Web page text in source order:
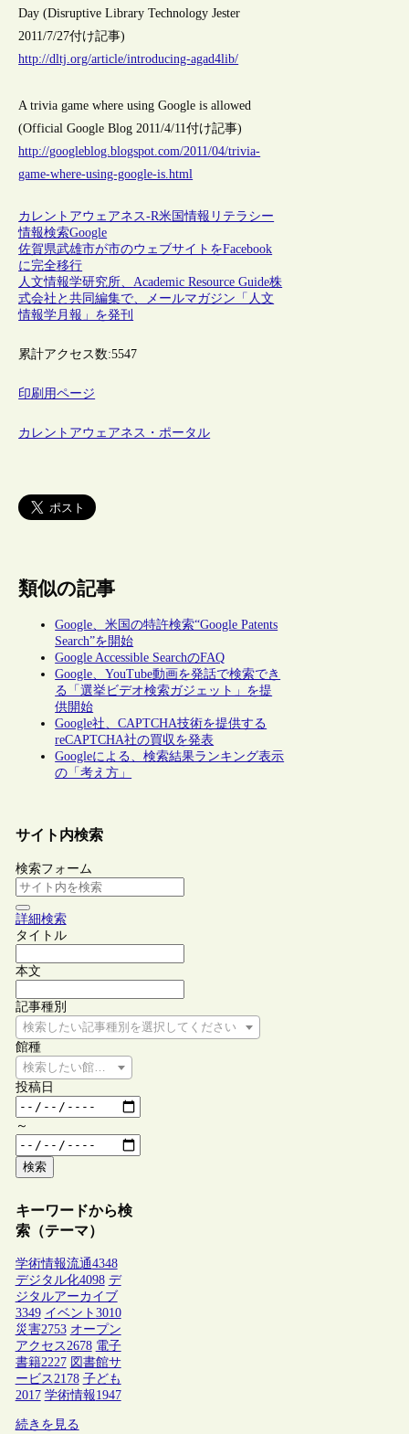
Day (Disruptive Library Technology Jester
2011/7/27付け記事)
http://dltj.org/article/introducing-agad4lib/
A trivia game where using Google is allowed
(Official Google Blog 2011/4/11付け記事)
http://googleblog.blogspot.com/2011/04/trivia-
game-where-using-google-is.html
カレントアウェアネス-R米国情報リテラシー
情報検索Google
佐賀県武雄市が市のウェブサイトをFacebook
に完全移行
人文情報学研究所、Academic Resource Guide株
式会社と共同編集で、メールマガジン「人文
情報学月報」を発刊
累計アクセス数:5547
印刷用ページ
カレントアウェアネス・ポータル
類似の記事
Google、米国の特許検索“Google Patents
Search”を開始
Google Accessible SearchのFAQ
Google、YouTube動画を発話で検索でき
る「選挙ビデオ検索ガジェット」を提
供開始
Google社、CAPTCHA技術を提供する
reCAPTCHA社の買収を発表
Googleによる、検索結果ランキング表示
の「考え方」
サイト内検索
検索フォーム
詳細検索
タイトル
本文
記事種別
検索したい記事種別を選択してください
館種
検索したい館種を選択してください
投稿日
～
検索
キーワードから検
索（テーマ）
学術情報流通4348
デジタル化4098 デ
ジタルアーカイブ
3349 イベント 3010
災害2753 オープン
アクセス2678 電子
書籍2227 図書館サ
ービス2178 子ども
2017 学術情報1947
続きを見る